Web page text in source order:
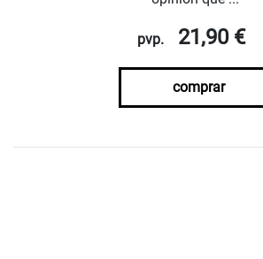
pvp. 21,90 €
comprar